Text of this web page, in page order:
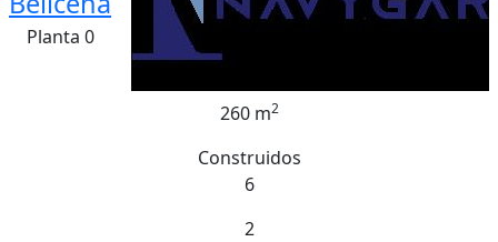
Planta 0
260 m2
Construidos
6
2